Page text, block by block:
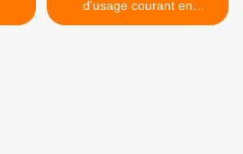
d'usage courant en
wallisien >